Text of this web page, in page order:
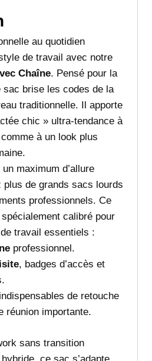
au quotidien
de travail avec notre
Chaîne. Pensé pour la
sac brise les codes de la
traditionnelle. Il apporte
chic » ultra-tendance à
à un look plus
maximum d’allure
plus de grands sacs lourds
professionnels. Ce
calibré pour
travail essentiels :
professionnel.
, badges d’accès et
de retouche
réunion importante.
sans transition